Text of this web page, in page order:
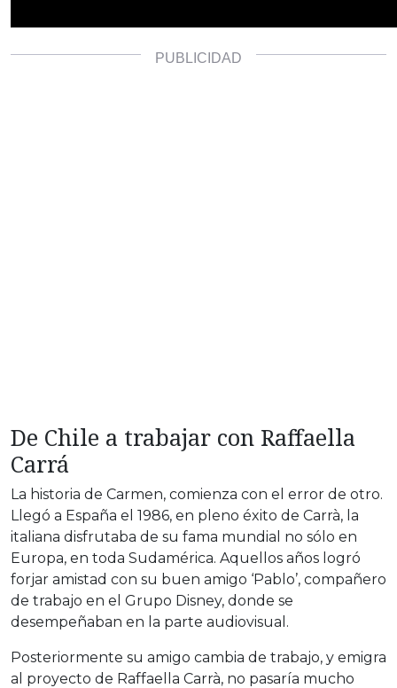
De Chile a trabajar con Raffaella
Carrá
La historia de Carmen, comienza con el error de otro.
Llegó a España el 1986, en pleno éxito de Carrà, la
italiana disfrutaba de su fama mundial no sólo en
Europa, en toda Sudamérica. Aquellos años logró
forjar amistad con su buen amigo ‘Pablo’, compañero
de trabajo en el Grupo Disney, donde se
desempeñaban en la parte audiovisual.
Posteriormente su amigo cambia de trabajo, y emigra
al proyecto de Raffaella Carrà, no pasaría mucho